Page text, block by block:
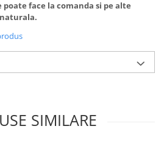
poate face la comanda si pe alte
SIMILARE